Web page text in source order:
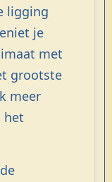
ligging
je
met
grootste
meer
het